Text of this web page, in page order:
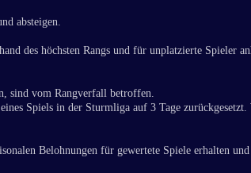
absteigen.
des höchsten Rangs und für unplatzierte Spieler
sind vom Rangverfall betroffen.
Spiels in der Sturmliga auf 3 Tage
Belohnungen für gewertete Spiele erhalten